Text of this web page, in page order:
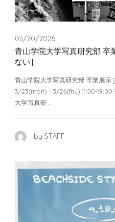
03/20/2026
青山学院大学写真研究部 卒
ない]
青山学院大学写真研究部 卒業展示
3/23(mon) – 3/26(thu) 11:00-
大学写真研 …
by STAFF